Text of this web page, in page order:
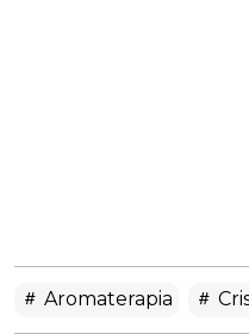
Aromaterapia